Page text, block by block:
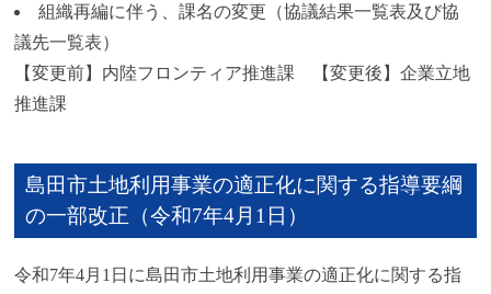
組織再編に伴う、課名の変更（協議結果一覧表及び協
議先一覧表）
【変更前】内陸フロンティア推進課 【変更後】企業立地
推進課
島田市土地利用事業の適正化に関する指導要綱
の一部改正（令和7年4月1日）
令和7年4月1日に島田市土地利用事業の適正化に関する指